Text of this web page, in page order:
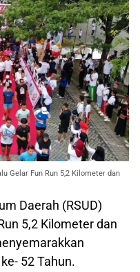
Gelar Fun Run 5,2 Kilometer dan
Daerah (RSUD)
5,2 Kilometer dan
52 Tahun.